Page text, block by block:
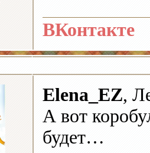
ВКонтакте
Elena_EZ,
А вот
будет…